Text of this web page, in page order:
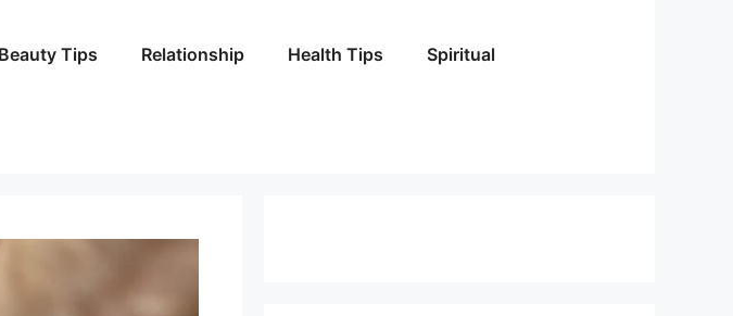
Beauty Tips Relationship Health Tips Spiritual